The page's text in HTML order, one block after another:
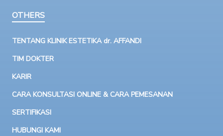
OTHERS
TENTANG KLINIK ESTETIKA dr. AFFANDI
TIM DOKTER
KARIR
CARA KONSULTASI ONLINE & CARA PEMESANAN
SERTIFIKASI
HUBUNGI KAMI